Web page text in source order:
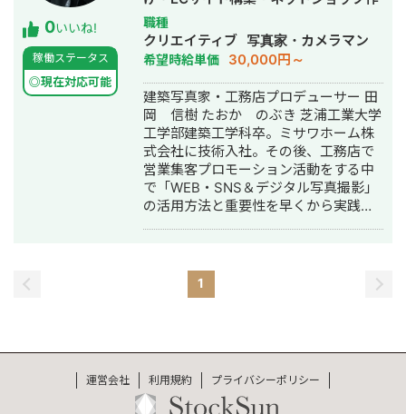
で120本の記事を制作し、トラフィック
数を1.5倍 ・地域特化の不用品改修業者
HP： TOPページの改修とサービスペ
ージでのSEO対策で、目標キーワード
で7→1位 ■主な経験業界 ・IT、SaaS
ツール
0いいね!
稼働ステータス
◎現在対応可能
成代行・SNS運用代行・ホームページ
制作・作成・ロゴデザイン・作成・動
画制作・動画編集
職種
クリエイティブ 写真家・カメラマン
希望時給単価 30,000円～
建築写真家・工務店プロデューサー 田
岡 信樹 たおか のぶき 芝浦工業大学
工学部建築工学科卒。ミサワホーム株
式会社に技術入社。その後、工務店で
営業集客プロモーション活動をする中
で「WEB・SNS＆デジタル写真撮影」
の活用方法と重要性を早くから実践し
けとなり、住宅業界にセンセーショナ
ルを巻き起こす。 2006年建築写真のデ
深める。2013年には建築プロデュース
概念の確立と普及促進支援を目指して
一般社団法人日本建築プロデュース協
会を設立、代表理事に就任。 各種セミ
1
運営会社 利用規約 プライバシーポリシー